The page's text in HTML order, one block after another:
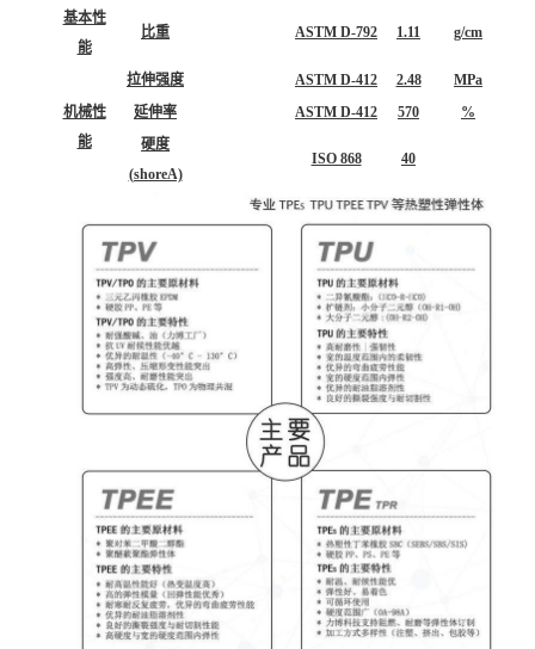
基本性
能
比重 ASTM D-792 1.11 g/cm
机械性
能
拉伸强度 ASTM D-412 2.48
MPa
延伸率
ASTM D-412 570
%
硬度
(shoreA)
ISO 868 40